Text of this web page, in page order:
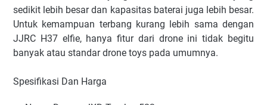
sedikit lebih besar dan kapasitas baterai juga lebih besar.
Untuk kemampuan terbang kurang lebih sama dengan
JJRC H37 elfie, hanya fitur dari drone ini tidak begitu
banyak atau standar drone toys pada umumnya.
Spesifikasi Dan Harga